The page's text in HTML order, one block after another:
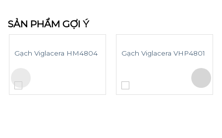
SẢN PHẨM GỢI Ý
Gạch Viglacera HM4804 Gạch Viglacera VHP4801